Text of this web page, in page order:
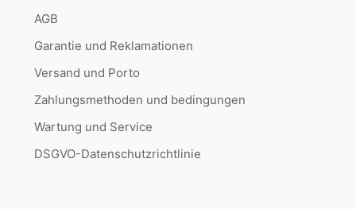
AGB
Garantie und Reklamationen
Versand und Porto
Zahlungsmethoden und bedingungen
Wartung und Service
DSGVO-Datenschutzrichtlinie